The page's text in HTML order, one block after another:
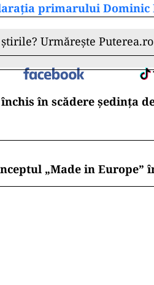
primarului Dominic
Urmărește
în scădere ședința
„Made in Europe”